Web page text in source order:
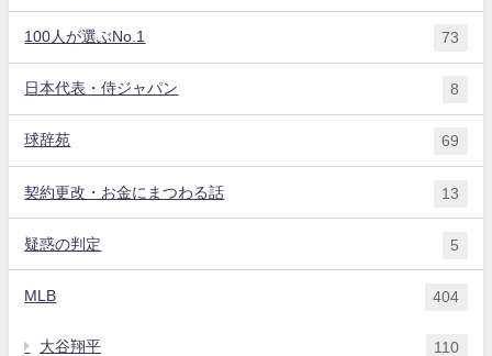
100人が選ぶNo.1 73
日本代表・侍ジャパン 8
球辞苑 69
契約更改・お金にまつわる話 13
疑惑の判定 5
MLB 404
大谷翔平 110